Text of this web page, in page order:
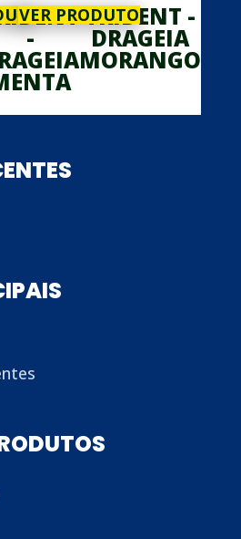
-
TRIDENT -
DRAGEIA
MORANGO
VER PRODUTO